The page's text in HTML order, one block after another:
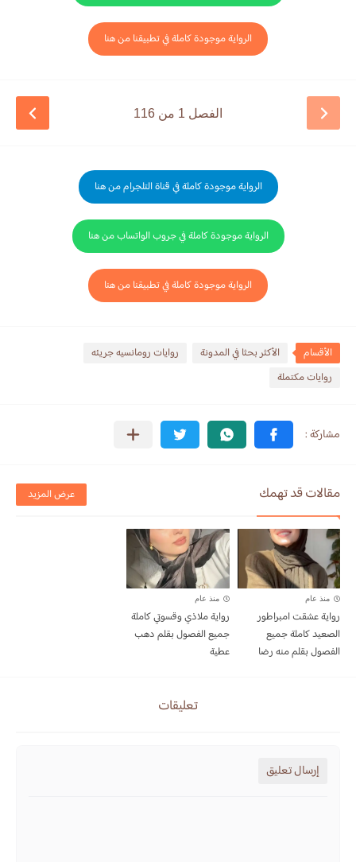
الرواية موجودة كاملة في تطبيقنا من هنا
الفصل 1 من 116
الرواية موجودة كاملة في قناة التلجرام من هنا
الرواية موجودة كاملة في جروب الواتساب من هنا
الرواية موجودة كاملة في تطبيقنا من هنا
الأقسام الأكثر بحثا في المدونة
روايات رومانسيه جريئه
روايات مكتملة
مقالات قد تهمك عرض المزيد
منذ عام
رواية عشقت امبراطور
الصعيد كاملة جميع
الفصول بقلم منه رضا
منذ عام
رواية ملاذي وقسوتي كاملة
جميع الفصول بقلم دهب
عطية
تعليقات
إرسال تعليق